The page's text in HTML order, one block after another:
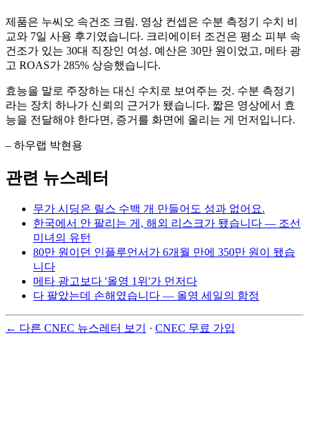
제품은 누씨오 속건조 크림. 영상 컨셉은 수분 측정기 수치 비
교와 7일 사용 후기였습니다. 크리에이터 조건은 평소 피부 속
건조가 있는 30대 직장인 여성. 예산은 30만 원이었고, 메타 광
고 ROAS가 285% 상승했습니다.
효능을 말로 주장하는 대신 수치로 보여주는 것. 수분 측정기
라는 장치 하나가 신뢰의 근거가 됐습니다. 짧은 영상에서 효
능을 전달해야 한다면, 증거를 화면에 올리는 게 먼저입니다.
– 하우랩 박현용
관련 뉴스레터
무가 시딩은 릴스 수백 개 만들어도 성과 없어요.
한국에서 안 팔리는 게, 해외 리스크가 됐습니다 — 조선
미녀의 유턴
80만 원이던 인플루언서가 6개월 만에 350만 원이 됐습
니다
메타 광고보다 '올영 1위'가 먼저다
다 팔았는데 손해였습니다 — 올영 세일의 함정
← 다른 CNEC 뉴스레터 보기 · CNEC 무료 가입